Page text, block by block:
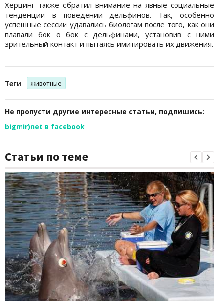
Херцинг также обратил внимание на явные социальные
тенденции в поведении дельфинов. Так, особенно
успешные сессии удавались биологам после того, как они
плавали бок о бок с дельфинами, установив с ними
зрительный контакт и пытаясь имитировать их движения.
Теги: животные
Не пропусти другие интересные статьи, подпишись:
bigmir)net в facebook
Статьи по теме